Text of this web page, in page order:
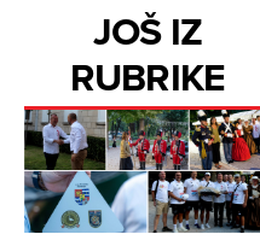
JOŠ IZ
RUBRIKE